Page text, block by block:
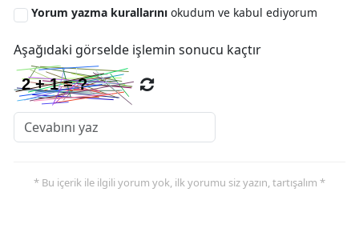
Yorum yazma kurallarını okudum ve kabul ediyorum
Aşağıdaki görselde işlemin sonucu kaçtır
* Bu içerik ile ilgili yorum yok, ilk yorumu siz yazın, tartışalım *